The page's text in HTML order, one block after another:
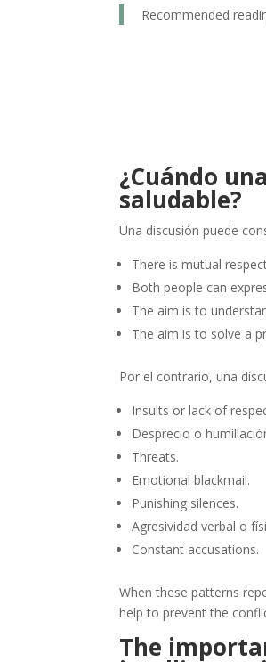
Recommended
¿Cuándo
saludable?
Una discusión puede
There is mutual
Both people can
The aim is to
The aim is to solve a
Por el contrario, una
Insults or lack of
Desprecio o
Threats.
Emotional blackmail.
Punishing silences.
Agresividad verbal o
Constant accusations.
When these patterns
help to prevent the
The